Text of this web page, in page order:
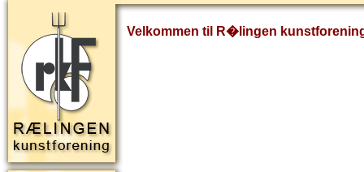
Velkommen til R�lingen